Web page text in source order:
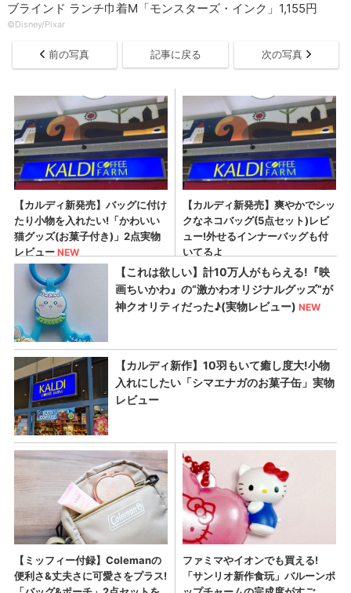
ブラインド ランチ巾着M「モンスターズ・インク」1,155円
©Disney/Pixar
前の写真 記事に戻る 次の写真